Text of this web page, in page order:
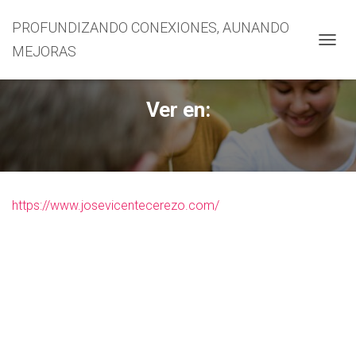
PROFUNDIZANDO CONEXIONES, AUNANDO
MEJORAS
Ver en:
https://www.josevicentecerezo.com/